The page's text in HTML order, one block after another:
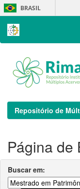
Skip
navigation
BRASIL
Repositório de
Página de
Buscar em: